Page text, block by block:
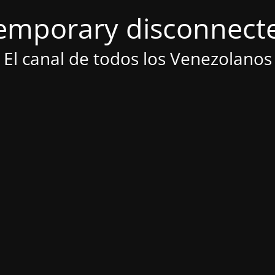
El canal de todos los Venezolanos